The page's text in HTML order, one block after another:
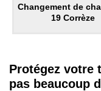
Changement de
19 Corrèze
Protégez votre
pas beaucoup